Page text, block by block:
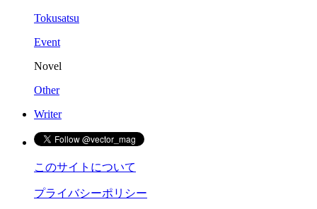
Tokusatsu
Event
Novel
Other
Writer
このサイトについて
プライバシーポリシー